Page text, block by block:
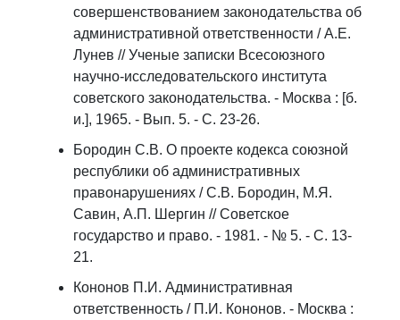
совершенствованием законодательства об
административной ответственности / А.Е.
Лунев // Ученые записки Всесоюзного
научно-исследовательского института
советского законодательства. - Москва : [б.
и.], 1965. - Вып. 5. - С. 23-26.
Бородин С.В. О проекте кодекса союзной
республики об административных
правонарушениях / С.В. Бородин, М.Я.
Савин, А.П. Шергин // Советское
государство и право. - 1981. - № 5. - С. 13-
21.
Кононов П.И. Административная
ответственность / П.И. Кононов. - Москва :